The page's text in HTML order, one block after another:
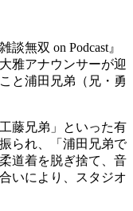
無双 on Podcast』
雅アナウンサーが迎
と浦田兄弟（兄・勇
藤兄弟」といった有
られ、「浦田兄弟で
道着を脱ぎ捨て、音
いにより、スタジオ